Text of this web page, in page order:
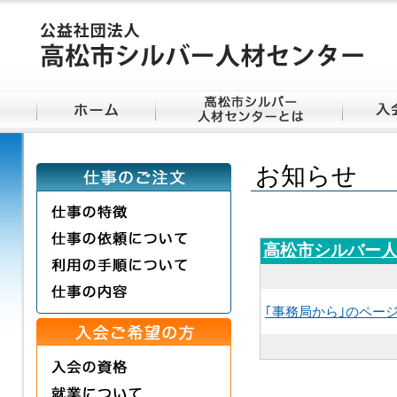
お知らせ
高松市シルバー
｢事務局から｣のペー